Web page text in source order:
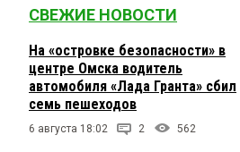
СВЕЖИЕ НОВОСТИ
На «островке безопасности» в
центре Омска водитель
автомобиля «Лада Гранта» сбил
семь пешеходов
6 августа 18:02 2 562